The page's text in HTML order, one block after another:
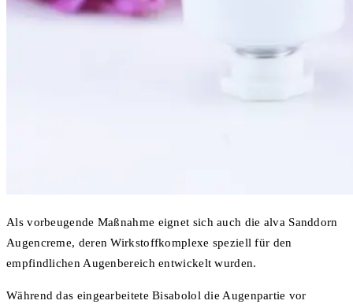
Als vorbeugende Maßnahme eignet sich auch die alva Sanddorn
Augencreme, deren Wirkstoffkomplexe speziell für den
empfindlichen Augenbereich entwickelt wurden.
Während das eingearbeitete Bisabolol die Augenpartie vor